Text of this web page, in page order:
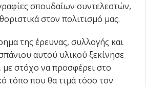
σπουδαίων συντελεστών,
στον πολιτισμό μας.
της έρευνας, συλλογής και
αυτού υλικού ξεκίνησε
με στόχο να προσφέρει στο
τόπο που θα τιμά τόσο τον